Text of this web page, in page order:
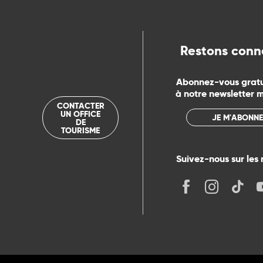
CONTACTER
UN OFFICE
DE
TOURISME
Restons
Abonnez-vous
à notre newsletter
JE M'ABONNE
Suivez-nous sur les